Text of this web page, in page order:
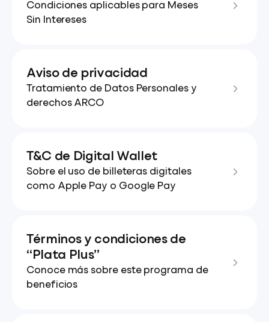
Condiciones aplicables para Meses
Sin Intereses
Aviso de privacidad
Tratamiento de Datos Personales y
derechos ARCO
T&C de Digital Wallet
Sobre el uso de billeteras digitales
como Apple Pay o Google Pay
Términos y condiciones de
“Plata Plus”
Conoce más sobre este programa de
beneficios